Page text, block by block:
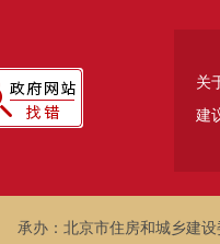
关
建
承办：北京市住房和城乡建